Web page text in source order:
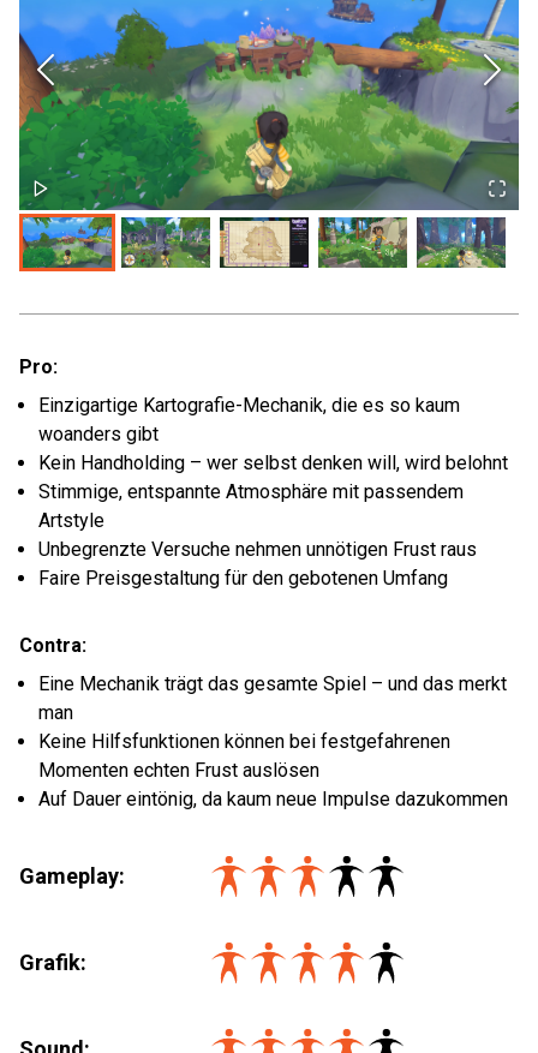
Pro:
Einzigartige Kartografie-Mechanik, die es so kaum
woanders gibt
Kein Handholding – wer selbst denken will, wird belohnt
Stimmige, entspannte Atmosphäre mit passendem
Artstyle
Unbegrenzte Versuche nehmen unnötigen Frust raus
Faire Preisgestaltung für den gebotenen Umfang
Contra:
Eine Mechanik trägt das gesamte Spiel – und das merkt
man
Keine Hilfsfunktionen können bei festgefahrenen
Momenten echten Frust auslösen
Auf Dauer eintönig, da kaum neue Impulse dazukommen
Gameplay:
Grafik: